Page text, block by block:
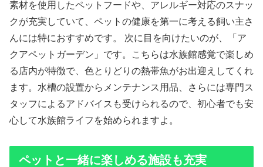
素材を使用したペットフードや、アレルギー対応のスナッ
クが充実していて、ペットの健康を第一に考える飼い主さ
んには特におすすめです。 次に目を向けたいのが、「ア
クアペットガーデン」です。こちらは水族館感覚で楽しめ
る店内が特徴で、色とりどりの熱帯魚がお出迎えしてくれ
ます。水槽の設置からメンテナンス用品、さらには専門ス
タッフによるアドバイスも受けられるので、初心者でも安
心して水族館ライフを始められますよ。
ペットと一緒に楽しめる施設も充実